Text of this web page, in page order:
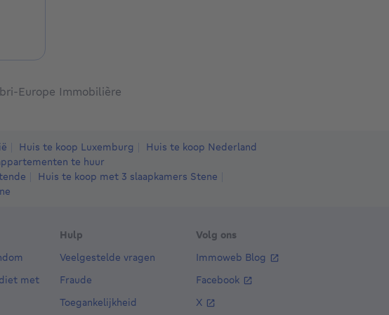
Europe Immobilière
Huis te koop Luxemburg
Huis te koop Nederland
te huur
Huis te koop met 3 slaapkamers Stene
met
Hulp
Veelgestelde vragen
Fraude
Toegankelijkheid
Volg ons
Immoweb Blog
Facebook
X